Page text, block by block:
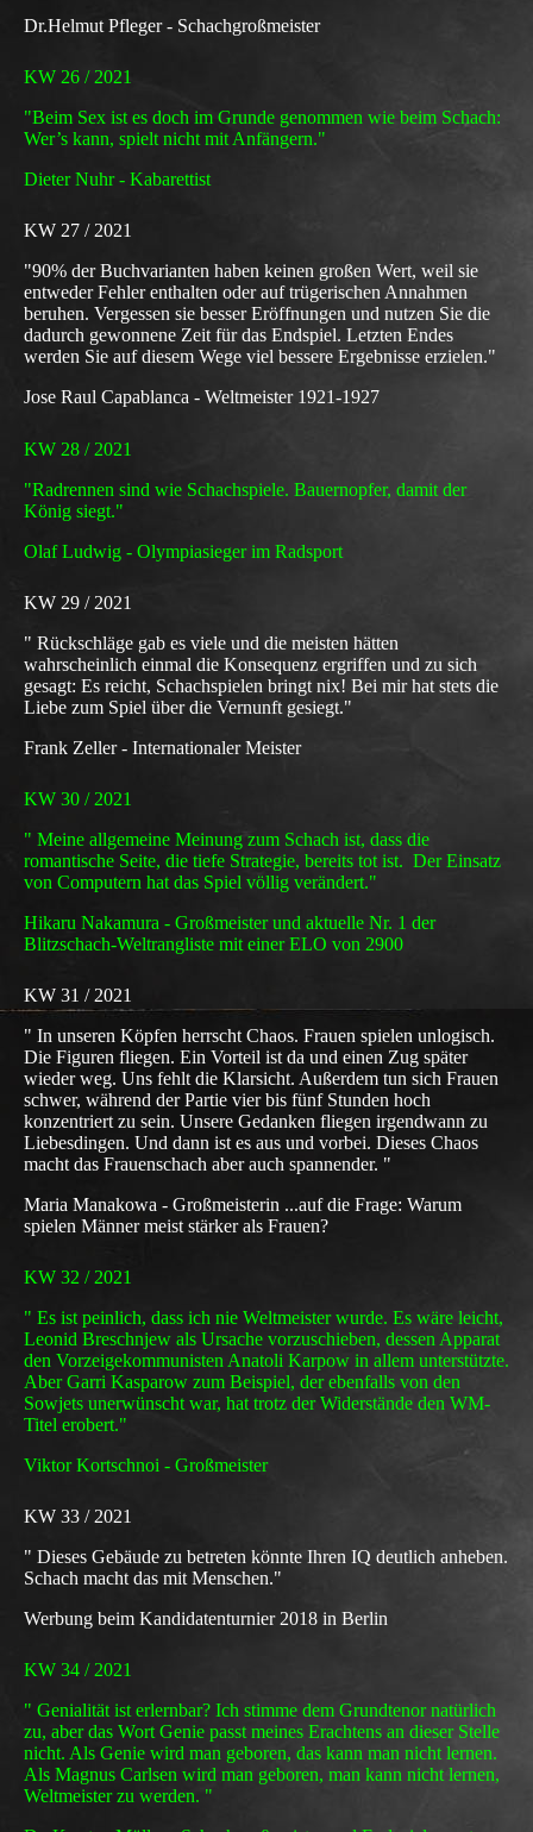
Dr.Helmut Pfleger - Schachgroßmeister
KW 26 / 2021
"Beim Sex ist es doch im Grunde genommen wie beim Schach:
Wer’s kann, spielt nicht mit Anfängern."
Dieter Nuhr - Kabarettist
KW 27 / 2021
"90% der Buchvarianten haben keinen großen Wert, weil sie
entweder Fehler enthalten oder auf trügerischen Annahmen
beruhen. Vergessen sie besser Eröffnungen und nutzen Sie die
dadurch gewonnene Zeit für das Endspiel. Letzten Endes
werden Sie auf diesem Wege viel bessere Ergebnisse erzielen."
Jose Raul Capablanca - Weltmeister 1921-1927
KW 28 / 2021
"Radrennen sind wie Schachspiele. Bauernopfer, damit der
König siegt."
Olaf Ludwig - Olympiasieger im Radsport
KW 29 / 2021
" Rückschläge gab es viele und die meisten hätten
wahrscheinlich einmal die Konsequenz ergriffen und zu sich
gesagt: Es reicht, Schachspielen bringt nix! Bei mir hat stets die
Liebe zum Spiel über die Vernunft gesiegt."
Frank Zeller - Internationaler Meister
KW 30 / 2021
" Meine allgemeine Meinung zum Schach ist, dass die
romantische Seite, die tiefe Strategie, bereits tot ist. Der Einsatz
von Computern hat das Spiel völlig verändert."
Hikaru Nakamura - Großmeister und aktuelle Nr. 1 der
Blitzschach-Weltrangliste mit einer ELO von 2900
KW 31 / 2021
" In unseren Köpfen herrscht Chaos. Frauen spielen unlogisch.
Die Figuren fliegen. Ein Vorteil ist da und einen Zug später
wieder weg. Uns fehlt die Klarsicht. Außerdem tun sich Frauen
schwer, während der Partie vier bis fünf Stunden hoch
konzentriert zu sein. Unsere Gedanken fliegen irgendwann zu
Liebesdingen. Und dann ist es aus und vorbei. Dieses Chaos
macht das Frauenschach aber auch spannender. "
Maria Manakowa - Großmeisterin ...auf die Frage: Warum
spielen Männer meist stärker als Frauen?
KW 32 / 2021
" Es ist peinlich, dass ich nie Weltmeister wurde. Es wäre leicht,
Leonid Breschnjew als Ursache vorzuschieben, dessen Apparat
den Vorzeigekommunisten Anatoli Karpow in allem unterstützte.
Aber Garri Kasparow zum Beispiel, der ebenfalls von den
Sowjets unerwünscht war, hat trotz der Widerstände den WM-
Titel erobert."
Viktor Kortschnoi - Großmeister
KW 33 / 2021
" Dieses Gebäude zu betreten könnte Ihren IQ deutlich anheben.
Schach macht das mit Menschen."
Werbung beim Kandidatenturnier 2018 in Berlin
KW 34 / 2021
" Genialität ist erlernbar? Ich stimme dem Grundtenor natürlich
zu, aber das Wort Genie passt meines Erachtens an dieser Stelle
nicht. Als Genie wird man geboren, das kann man nicht lernen.
Als Magnus Carlsen wird man geboren, man kann nicht lernen,
Weltmeister zu werden. "